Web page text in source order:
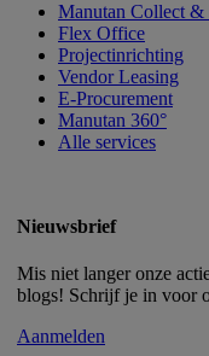
Manutan Collect &
Flex Office
Projectinrichting
Vendor Leasing
E-Procurement
Manutan 360°
Alle services
Nieuwsbrief
Mis niet langer onze
blogs! Schrijf je in voor
Aanmelden